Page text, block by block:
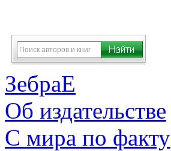
ЗебраЕ
Об издательстве
С мира по факту